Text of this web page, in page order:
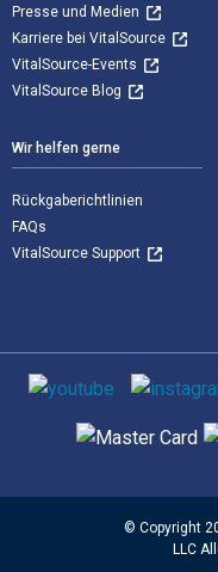
Presse und Medien
Karriere bei VitalSource
VitalSource-Events
VitalSource Blog
Wir helfen gerne
Rückgaberichtlinien
FAQs
VitalSource Support
Sozialen Medien
Unterstützte
© Copyright
LLC